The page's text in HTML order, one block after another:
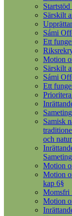
Särskilt
Sámi
Ett
Motion
Särskilt
Sámi
Ett
Samisk
och
Motion
Motion
kap 6§
Momsfri
Motion